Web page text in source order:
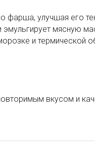
фарша, улучшая его
мясную
и термической
вкусом и